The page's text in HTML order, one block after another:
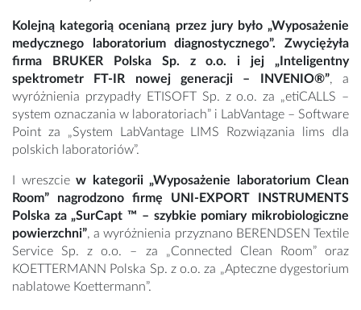
Kolejną kategorią ocenianą przez jury było „Wyposażenie
medycznego laboratorium diagnostycznego”. Zwyciężyła
firma BRUKER Polska Sp. z o.o. i jej „Inteligentny
spektrometr FT-IR nowej generacji – INVENIO®”, a
wyróżnienia przypadły ETISOFT Sp. z o.o. za „etiCALLS –
system oznaczania w laboratoriach” i LabVantage – Software
Point za „System LabVantage LIMS Rozwiązania lims dla
polskich laboratoriów”.
I wreszcie w kategorii „Wyposażenie laboratorium Clean
Room” nagrodzono firmę UNI-EXPORT INSTRUMENTS
Polska za „SurCapt ™ – szybkie pomiary mikrobiologiczne
powierzchni”, a wyróżnienia przyznano BERENDSEN Textile
Service Sp. z o.o. – za „Connected Clean Room” oraz
KOETTERMANN Polska Sp. z o.o. za „Apteczne dygestorium
nablatowe Koettermann”.